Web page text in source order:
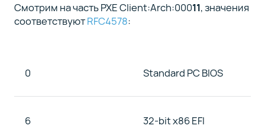
Смотрим на часть PXE Client:Arch:00011, значения
соответствуютRFC4578:
0 Standard PC BIOS
6 32-bit x86 EFI